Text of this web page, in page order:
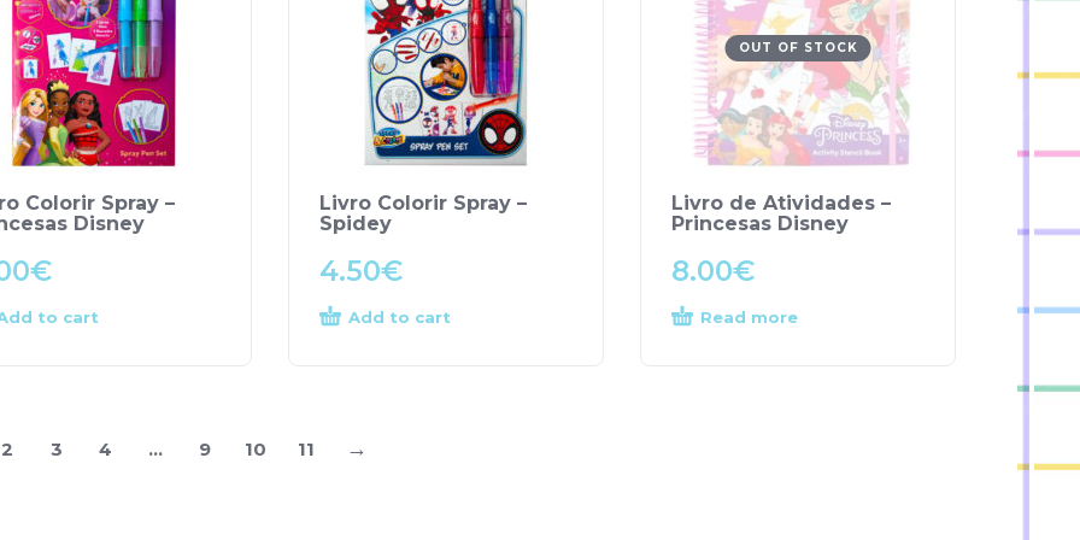
Colorir Spray –
Disney
€
to cart
Livro Colorir Spray –
Spidey
4.50€
Add to cart
OUT OF STOCK
Livro de Atividades –
Princesas Disney
8.00€
Read more
2 3 4 … 9 10 11 →